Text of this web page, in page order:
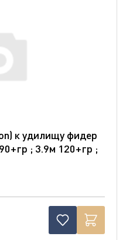
к удилищу фидер
; 3.9м 120+гр ;